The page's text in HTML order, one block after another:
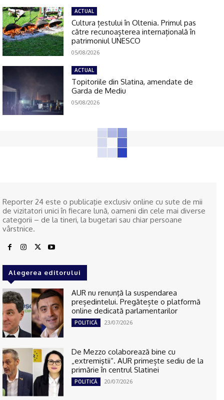
ACTUAL
Cultura țestului în Oltenia. Primul pas
către recunoașterea internațională în
patrimoniul UNESCO
05/08/2026
ACTUAL
Topitoriile din Slatina, amendate de
Garda de Mediu
05/08/2026
Reporter 24 este o publicaţie exclusiv online cu sute de mii
de vizitatori unici în fiecare lună, oameni din cele mai diverse
categorii – de la tineri, la bugetari sau chiar persoane
vârstnice.
Alegerea editorului
AUR nu renunţă la suspendarea
președintelui. Pregătește o platformă
online dedicată parlamentarilor
POLITICĂ 23/07/2026
De Mezzo colaborează bine cu
„extremiştii“. AUR primește sediu de la
primărie în centrul Slatinei
POLITICĂ 20/07/2026